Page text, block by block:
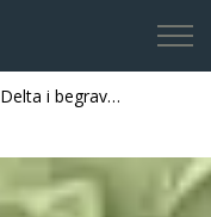
Kontakt oss
Delta i begravelse